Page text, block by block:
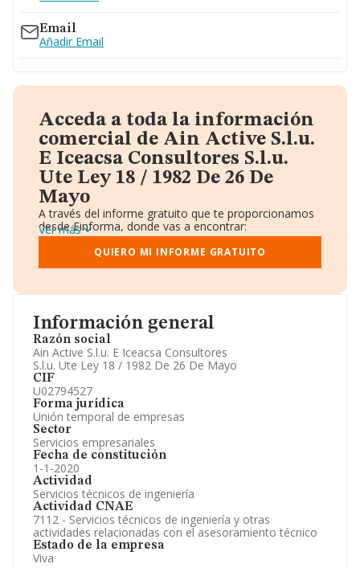
Información general
Razón social
Ain Active S.l.u. E Iceacsa Consultores
S.l.u. Ute Ley 18 / 1982 De 26 De Mayo
CIF
U02794527
Forma jurídica
Unión temporal de empresas
Sector
Servicios empresariales
Fecha de constitución
1-1-2020
Actividad
Servicios técnicos de ingeniería
Actividad CNAE
7112 - Servicios técnicos de ingeniería y otras
actividades relacionadas con el asesoramiento técnico
Estado de la empresa
Viva
Email
Añadir Email
Acceda a toda la información
comercial de Ain Active S.l.u.
E Iceacsa Consultores S.l.u.
Ute Ley 18 / 1982 De 26 De
Mayo
A través del informe gratuito que te proporcionamos
desde Einforma, donde vas a encontrar:
Datos identificativos: Denominación, CIF,
Teléfono, Domicilio.
Informe Mercantil Completo (BORME).
Accionistas.
Participaciones y Vinculaciones en otras empresas.
Artículos de prensa publicados sobre la empresa.
Información oficial y registral complementaria.
Ver más
QUIERO MI INFORME GRATUITO